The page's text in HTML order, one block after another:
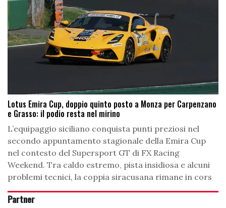
Lotus Emira Cup, doppio quinto posto a Monza per Carpenzano
e Grasso: il podio resta nel mirino
L’equipaggio siciliano conquista punti preziosi nel
secondo appuntamento stagionale della Emira Cup
nel contesto del Supersport GT di FX Racing
Weekend. Tra caldo estremo, pista insidiosa e alcuni
problemi tecnici, la coppia siracusana rimane in cors
Partner